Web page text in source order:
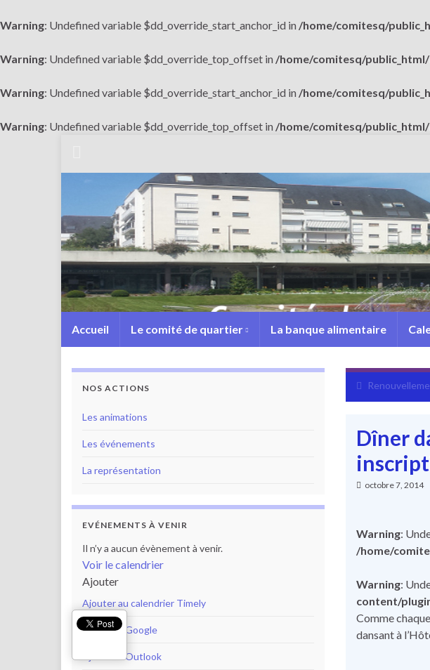
Warning: Undefined variable $dd_override_start_anchor_id in /home/comitesq/
Warning: Undefined variable $dd_override_top_offset in /home/comitesq/
Warning: Undefined variable $dd_override_start_anchor_id in /home/comitesq/
Warning: Undefined variable $dd_override_top_offset in /home/comitesq/
Accueil Le comité de quartier La banque alimentaire
Dîner
octobre 7, 2014
Warning:
/home/
Warning:
content/
Comme
dansant à
NOS ACTIONS
Les animations
Les événements
La représentation
EVÉNEMENTS À VENIR
Il n’y a aucun évènement à venir.
Voir le calendrier
Ajouter
Ajouter au calendrier Timely
Ajouter à Google
Ajouter à Outlook